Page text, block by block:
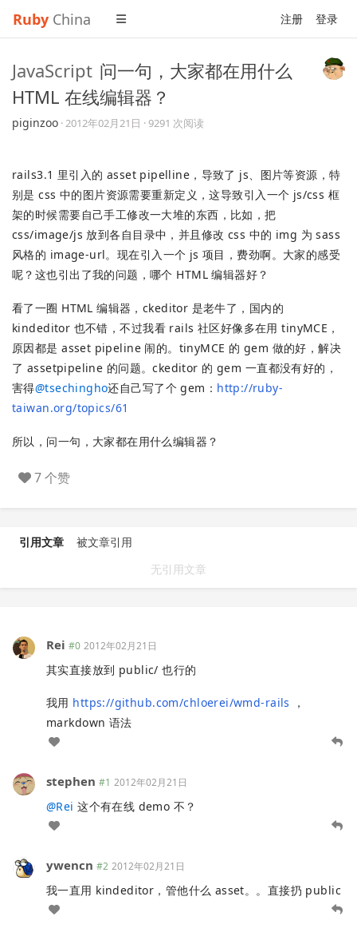
Ruby China 注册 登录
JavaScript 问一句，大家都在用什么
HTML 在线编辑器？
piginzoo ·2012年02月21日 · 9291 次阅读
rails3.1 里引入的 asset pipelline，导致了 js、图片等资源，特
别是 css 中的图片资源需要重新定义，这导致引入一个 js/css 框
架的时候需要自己手工修改一大堆的东西，比如，把
css/image/js 放到各自目录中，并且修改 css 中的 img 为 sass
风格的 image-url。现在引入一个 js 项目，费劲啊。大家的感受
呢？这也引出了我的问题，哪个 HTML 编辑器好？
看了一圈 HTML 编辑器，ckeditor 是老牛了，国内的
kindeditor 也不错，不过我看 rails 社区好像多在用 tinyMCE，
原因都是 asset pipeline 闹的。tinyMCE 的 gem 做的好，解决
了 assetpipeline 的问题。ckeditor 的 gem 一直都没有好的，
害得@tsechingho还自己写了个 gem： http://ruby-
taiwan.org/topics/61
所以，问一句，大家都在用什么编辑器？
7 个赞
引用文章
被文章引用
无引用文章
Rei #0 2012年02月21日
其实直接放到 public/ 也行的
我用 https://github.com/chloerei/wmd-rails ，
markdown 语法
stephen #1 2012年02月21日
@Rei 这个有在线 demo 不？
ywencn #2 2012年02月21日
我一直用 kindeditor，管他什么 asset。。直接扔 public